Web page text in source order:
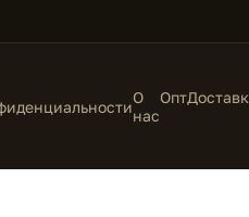
О
нас
Опт